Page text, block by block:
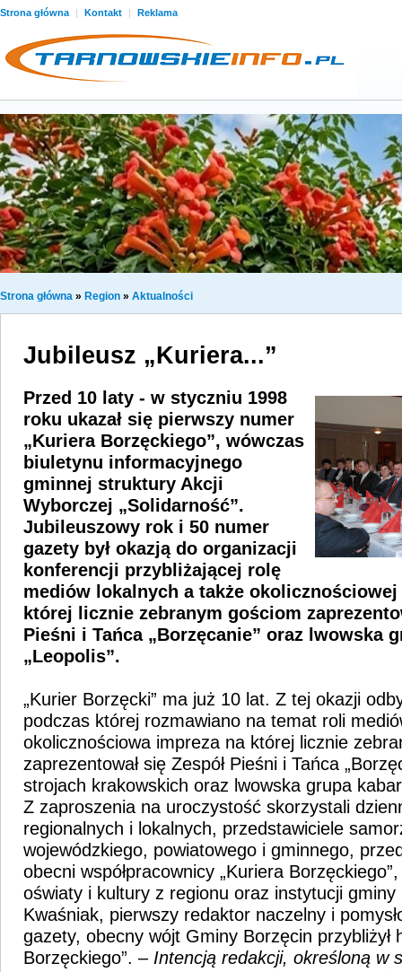
Strona główna | Kontakt | Reklama
Strona główna » Region » Aktualności
Jubileusz „Kuriera...”
Przed 10 laty - w styczniu 1998
roku ukazał się pierwszy numer
„Kuriera Borzęckiego”, wówczas
biuletynu informacyjnego
gminnej struktury Akcji
Wyborczej „Solidarność”.
Jubileuszowy rok i 50 numer
gazety był okazją do organizacji
konferencji przybliżającej rolę
mediów lokalnych a także
której licznie zebranym gościom
Pieśni i Tańca „Borzęcanie” oraz lwowska
„Leopolis”.
„Kurier Borzęcki” ma już 10 lat. Z tej okazji
podczas której rozmawiano na temat roli
okolicznościowa impreza na której licznie
zaprezentował się Zespół Pieśni i Tańca
strojach krakowskich oraz lwowska grupa
Z zaproszenia na uroczystość skorzystali
regionalnych i lokalnych, przedstawiciele
wojewódzkiego, powiatowego i gminnego,
obecni współpracownicy „Kuriera
oświaty i kultury z regionu oraz instytucji
Kwaśniak, pierwszy redaktor naczelny i
gazety, obecny wójt Gminy Borzęcin przybliżył
Borzęckiego”. – Intencją redakcji, określoną w